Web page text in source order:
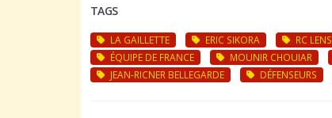
TAGS
LA GAILLETTE ERIC SIKORA RC LENS
ÉQUIPE DE FRANCE
MOUNIR CHOUIAR
JEAN-RICNER BELLEGARDE
DÉFENSEURS